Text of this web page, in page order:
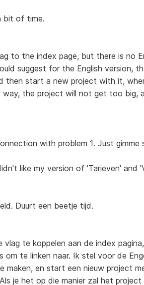
bit of time.
to the index page, but there is no
suggest for the English version,
then start a new project with it,
the project will not get too big,
with problem 1. Just gimme
like my version of 'Tarieven' and
Duurt een beetje tijd.
vlag te koppelen aan de index
om te linken naar. Ik stel voor de
maken, en start een nieuw project
je het op die manier zal het